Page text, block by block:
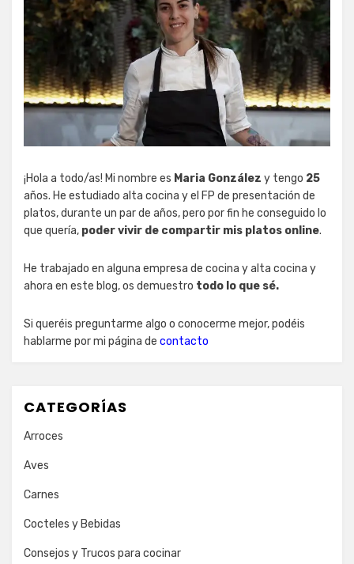
¡Hola a todo/as! Mi nombre es Maria González y tengo 25
años. He estudiado alta cocina y el FP de presentación de
platos, durante un par de años, pero por fin he conseguido lo
que quería, poder vivir de compartir mis platos online.
He trabajado en alguna empresa de cocina y alta cocina y
ahora en este blog, os demuestro todo lo que sé.
Si queréis preguntarme algo o conocerme mejor, podéis
hablarme por mi página de contacto
CATEGORÍAS
Arroces
Aves
Carnes
Cocteles y Bebidas
Consejos y Trucos para cocinar